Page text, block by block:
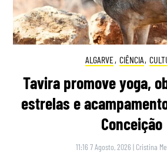
ALGARVE, CIÊNCIA,
Tavira promove yoga,
estrelas e
Conceição
11:16 7 Agosto, 2026 | Cristina